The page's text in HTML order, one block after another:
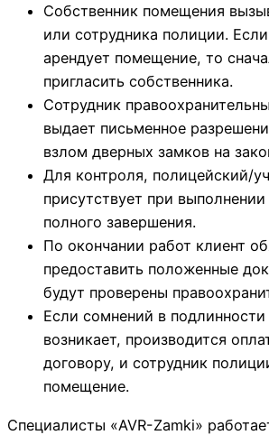
Собственник помещения
или сотрудника полиции.
арендует помещение, то
пригласить собственника.
Сотрудник
выдает письменное
взлом дверных замков на
Для контроля, полицейский/
присутствует при
полного завершения.
По окончании работ клиент
предоставить положенные
будут проверены
Если сомнений в
возникает, производится
договору, и сотрудник
помещение.
Специалисты «AVR-Zamki»